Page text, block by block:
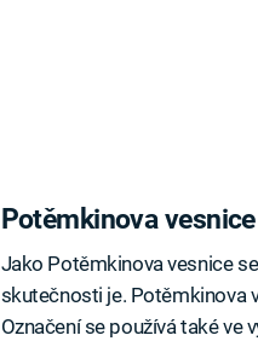
Potěmkinova
Jako Potěmkinova vesnice
skutečnosti je. Potěmkinova
Označení se používá také ve